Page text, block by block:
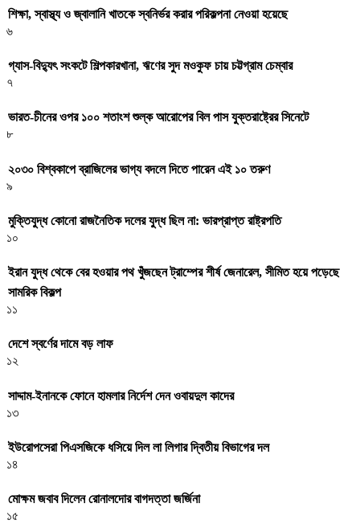
শিক্ষা, স্বাস্থ্য ও জ্বালানি খাতকে স্বনির্ভর করার পরিকল্পনা নেওয়া হয়েছে
৬
গ্যাস-বিদ্যুৎ সংকটে শিল্পকারখানা, ঋণের সুদ মওকুফ চায় চট্টগ্রাম চেম্বার
৭
ভারত-চীনের ওপর ১০০ শতাংশ শুল্ক আরোপের বিল পাস যুক্তরাষ্ট্রের সিনেটে
৮
২০৩০ বিশ্বকাপে ব্রাজিলের ভাগ্য বদলে দিতে পারেন এই ১০ তরুণ
৯
মুক্তিযুদ্ধ কোনো রাজনৈতিক দলের যুদ্ধ ছিল না: ভারপ্রাপ্ত রাষ্ট্রপতি
১০
ইরান যুদ্ধ থেকে বের হওয়ার পথ খুঁজছেন ট্রাম্পের শীর্ষ জেনারেল, সীমিত হয়ে পড়েছে
সামরিক বিকল্প
১১
দেশে স্বর্ণের দামে বড় লাফ
১২
সাদ্দাম-ইনানকে ফোনে হামলার নির্দেশ দেন ওবায়দুল কাদের
১৩
ইউরোপসেরা পিএসজিকে ধসিয়ে দিল লা লিগার দ্বিতীয় বিভাগের দল
১৪
মোক্ষম জবাব দিলেন রোনালদোর বাগদত্তা জর্জিনা
১৫